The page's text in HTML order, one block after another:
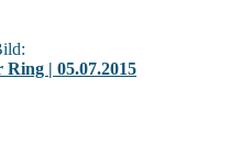
Ring | 05.07.2015